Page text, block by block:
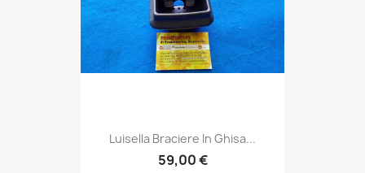
Luisella Braciere In Ghisa...
59,00 €